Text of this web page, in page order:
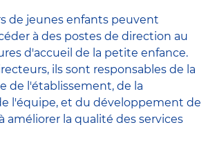
de jeunes enfants peuvent
à des postes de direction au
d'accueil de la petite enfance.
ils sont responsables de la
de l'établissement, de la
l'équipe, et du développement de
améliorer la qualité des services